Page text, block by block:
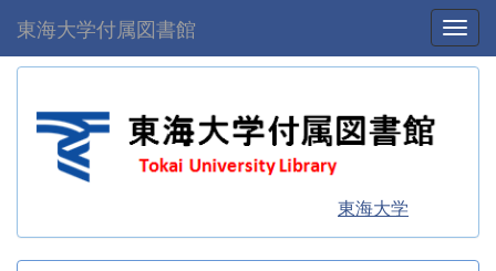
東海大学付属図書館
東海大学